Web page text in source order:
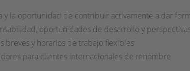
la oportunidad de contribuir activamente a dar
oportunidades de desarrollo y
breves y horarios de trabajo flexibles
para clientes internacionales de renombre